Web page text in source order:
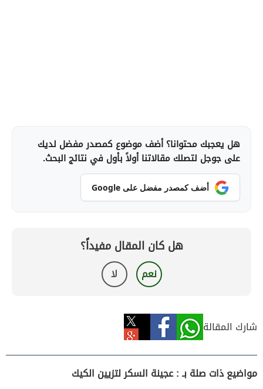
هل يعجبك محتوانا؟ أضف موضوع كمصدر مفضل لديك
على جوجل لتصلك مقالاتنا أولاً بأول في نتائج البحث.
أضف كمصدر مفضل على Google
هل كان المقال مفيداً؟
نعم لا
شارك المقالة
مواضيع ذات صلة بـ : عجينة السكر لتزيين الكيك